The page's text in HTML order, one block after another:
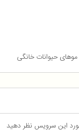
حیوانات خانگی
این سرویس نظر دهید